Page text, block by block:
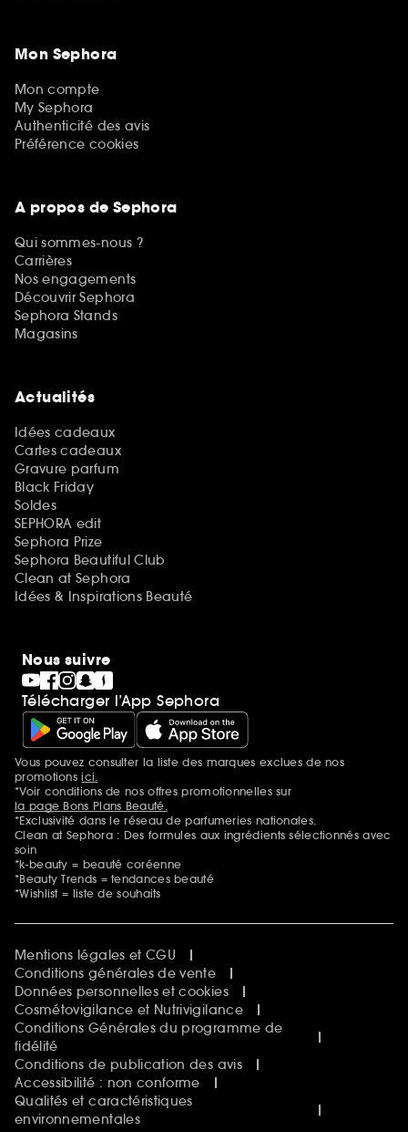
Mon Sephora
Mon compte
My Sephora
Authenticité des avis
Préférence cookies
A propos de Sephora
Qui sommes-nous ?
Carrières
Nos engagements
Découvrir Sephora
Sephora Stands
Magasins
Actualités
Idées cadeaux
Cartes cadeaux
Gravure parfum
Black Friday
Soldes
SEPHORA edit
Sephora Prize
Sephora Beautiful Club
Clean at Sephora
Idées & Inspirations Beauté
Nous suivre
Télécharger l’App Sephora
Mentions additionnelles
Vous pouvez consulter la liste des marques exclues de nos
promotionsici.
*Voir conditions de nos offres promotionnelles sur
la page Bons Plans Beauté.
*Exclusivité dans le réseau de parfumeries nationales.
Clean at Sephora : Des formules aux ingrédients sélectionnés avec
soin
*k-beauty = beauté coréenne
*Beauty Trends = tendances beauté
*Wishlist = liste de souhaits
Mentions légales et CGU
Conditions générales de vente
Données personnelles et cookies
Cosmétovigilance et Nutrivigilance
Conditions Générales du programme de
fidélité
Conditions de publication des avis
Accessibilité : non conforme
Qualités et caractéristiques
environnementales